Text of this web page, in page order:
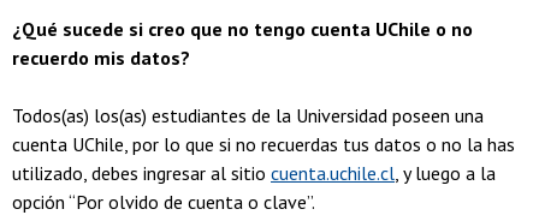
¿Qué sucede si creo que no tengo cuenta UChile o no
recuerdo mis datos?
Todos(as) los(as) estudiantes de la Universidad poseen una
cuenta UChile, por lo que si no recuerdas tus datos o no la has
utilizado, debes ingresar al sitio cuenta.uchile.cl, y luego a la
opción “Por olvido de cuenta o clave”.